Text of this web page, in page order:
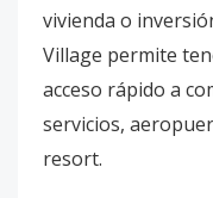
vivienda o
Village permite
acceso rápido a
servicios,
resort.